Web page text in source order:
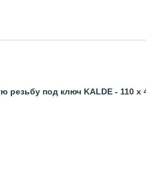
резьбу под ключ KALDE - 110